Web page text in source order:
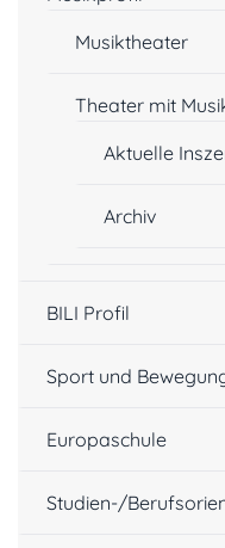
Musiktheater
Theater mit
Aktuelle
Archiv
BILI Profil
Sport und
Europaschule
Studien-/